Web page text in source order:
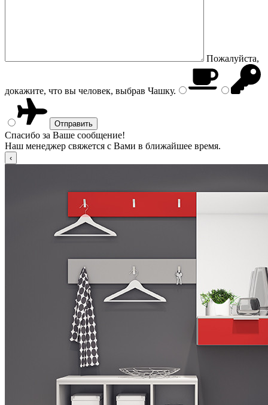
Пожалуйста,
докажите, что вы человек, выбрав Чашку.
Спасибо за Ваше сообщение!
Наш менеджер свяжется с Вами в ближайшее время.